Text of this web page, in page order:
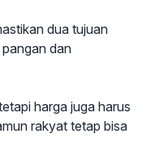
dua tujuan
dan
harga juga harus
rakyat tetap bisa